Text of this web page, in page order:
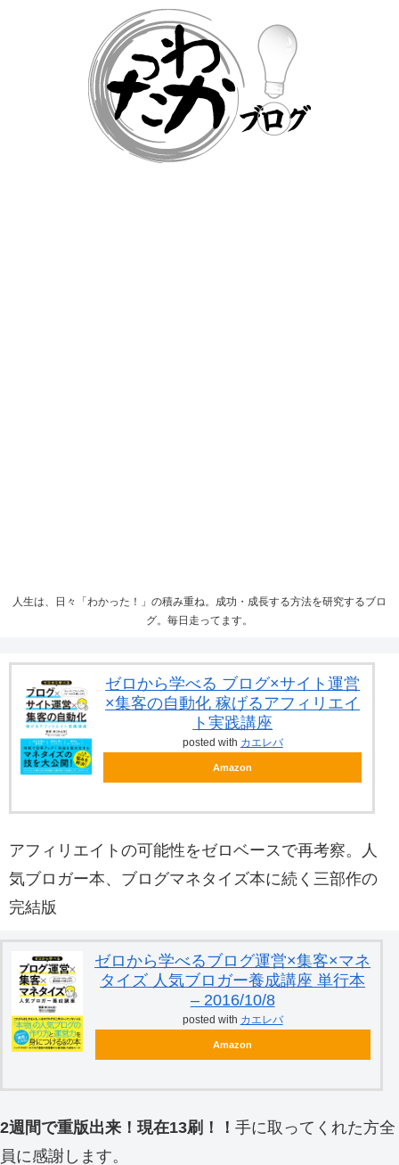
人生は、日々「わかった！」の積み重ね。成功・成長する方法を研究するブロ
グ。毎日走ってます。
ゼロから学べる ブログ×サイト運営
×集客の自動化 稼げるアフィリエイ
ト実践講座
posted with カエレバ
Amazon
アフィリエイトの可能性をゼロベースで再考察。人
気ブロガー本、ブログマネタイズ本に続く三部作の
完結版
ゼロから学べるブログ運営×集客×マネ
タイズ 人気ブロガー養成講座 単行本
– 2016/10/8
posted with カエレバ
Amazon
2週間で重版出来！現在13刷！！ 手に取ってくれた方全
員に感謝します。